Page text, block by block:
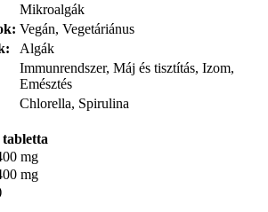
Mikroalgák
Vegán, Vegetáriánus
Algák
Immunrendszer, Máj és tisztítás, Izom,
Emésztés
Chlorella, Spirulina
tabletta
mg
mg